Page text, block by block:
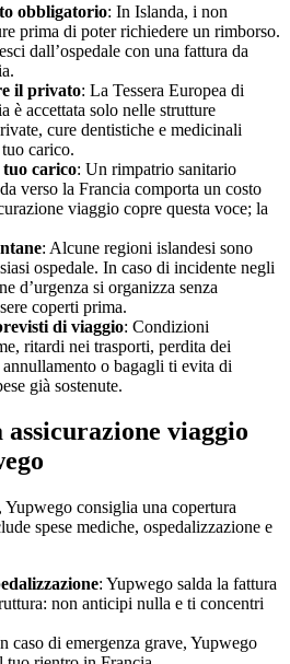
obbligatorio: In Islanda, i non
prima di poter richiedere un rimborso.
dall’ospedale con una fattura da
il privato: La Tessera Europea di
è accettata solo nelle strutture
cure dentistiche e medicinali
carico.
carico: Un rimpatrio sanitario
verso la Francia comporta un costo
viaggio copre questa voce; la
: Alcune regioni islandesi sono
ospedale. In caso di incidente negli
d’urgenza si organizza senza
coperti prima.
di viaggio: Condizioni
ritardi nei trasporti, perdita dei
o bagagli ti evita di
già sostenute.
assicurazione viaggio
consiglia una copertura
spese mediche, ospedalizzazione e
: Yupwego salda la fattura
non anticipi nulla e ti concentri
caso di emergenza grave, Yupwego